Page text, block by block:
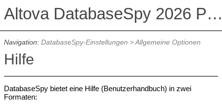
Altova DatabaseSpy 2026
Navigation: DatabaseSpy-Einstellungen >Allgemeine Optionen
Hilfe
DatabaseSpy bietet eine Hilfe (Benutzerhandbuch) in zwei
Formaten: